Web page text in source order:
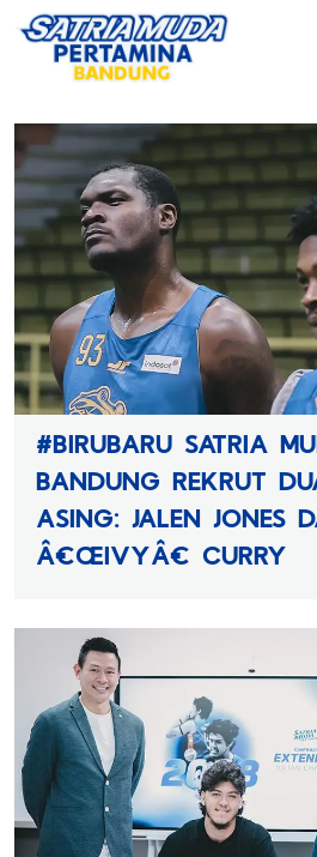
#BIRUBARU SATRIA
BANDUNG REKRUT
ASING: JALEN JONES
Â€ŒIVYÂ€ CURRY